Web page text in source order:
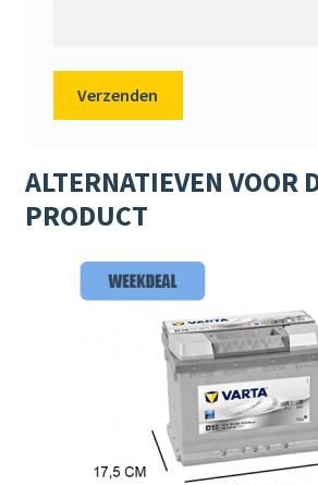
ALTERNATIEVEN VOOR
PRODUCT